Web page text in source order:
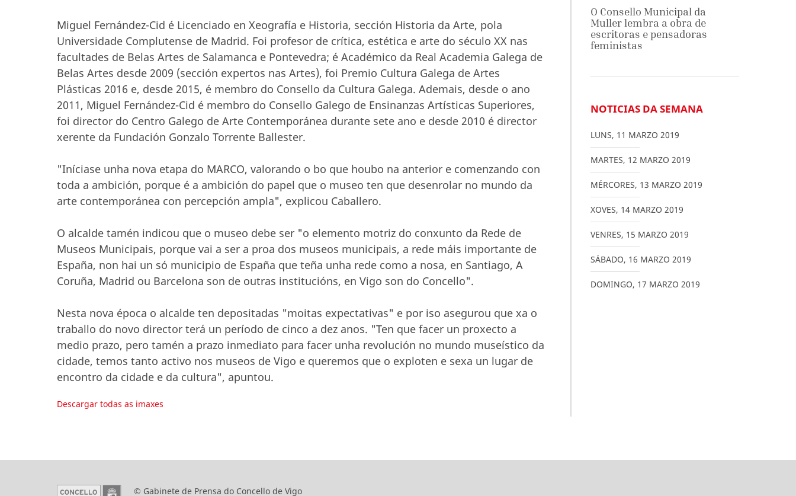
Miguel Fernández-Cid é Licenciado en Xeografía e Historia, sección Historia da Arte, pola
Universidade Complutense de Madrid. Foi profesor de crítica, estética e arte do século XX nas
facultades de Belas Artes de Salamanca e Pontevedra; é Académico da Real Academia Galega de
Belas Artes desde 2009 (sección expertos nas Artes), foi Premio Cultura Galega de Artes
Plásticas 2016 e, desde 2015, é membro do Consello da Cultura Galega. Ademais, desde o ano
2011, Miguel Fernández-Cid é membro do Consello Galego de Ensinanzas Artísticas Superiores,
foi director do Centro Galego de Arte Contemporánea durante sete ano e desde 2010 é director
xerente da Fundación Gonzalo Torrente Ballester.
"Iníciase unha nova etapa do MARCO, valorando o bo que houbo na anterior e comenzando con
toda a ambición, porque é a ambición do papel que o museo ten que desenrolar no mundo da
arte contemporánea con percepción ampla", explicou Caballero.
O alcalde tamén indicou que o museo debe ser "o elemento motriz do conxunto da Rede de
Museos Municipais, porque vai a ser a proa dos museos municipais, a rede máis importante de
España, non hai un só municipio de España que teña unha rede como a nosa, en Santiago, A
Coruña, Madrid ou Barcelona son de outras institucións, en Vigo son do Concello".
Nesta nova época o alcalde ten depositadas "moitas expectativas" e por iso asegurou que xa o
traballo do novo director terá un período de cinco a dez anos. "Ten que facer un proxecto a
medio prazo, pero tamén a prazo inmediato para facer unha revolución no mundo museístico da
cidade, temos tanto activo nos museos de Vigo e queremos que o exploten e sexa un lugar de
encontro da cidade e da cultura", apuntou.
Descargar todas as imaxes
O Consello Municipal da
Muller lembra a obra de
escritoras e pensadoras
feministas
NOTICIAS DA SEMANA
LUNS, 11 MARZO 2019
MARTES, 12 MARZO 2019
MÉRCORES, 13 MARZO 2019
XOVES, 14 MARZO 2019
VENRES, 15 MARZO 2019
SÁBADO, 16 MARZO 2019
DOMINGO, 17 MARZO 2019
© Gabinete de Prensa do Concello de Vigo